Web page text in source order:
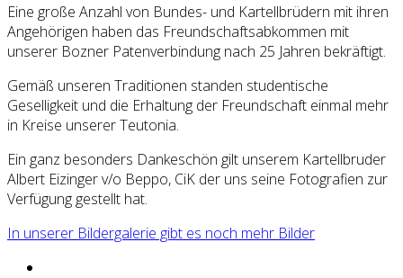
Eine große Anzahl von Bundes- und Kartellbrüdern mit ihren
Angehörigen haben das Freundschaftsabkommen mit
unserer Bozner Patenverbindung nach 25 Jahren bekräftigt.
Gemäß unseren Traditionen standen studentische
Geselligkeit und die Erhaltung der Freundschaft einmal mehr
in Kreise unserer Teutonia.
Ein ganz besonders Dankeschön gilt unserem Kartellbruder
Albert Eizinger v/o Beppo, CiK der uns seine Fotografien zur
Verfügung gestellt hat.
In unserer Bildergalerie gibt es noch mehr Bilder